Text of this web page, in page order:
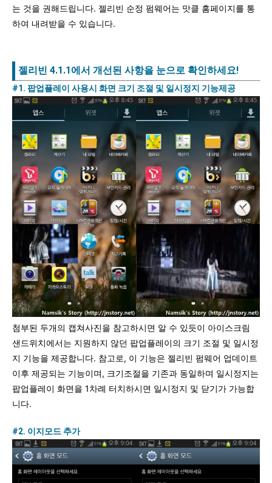
는 것을 권해드립니다. 젤리빈 순정 펌웨어는 맛클 홈페이지를 통
하여 내려받을 수 있습니다.
젤리빈 4.1.1에서 개선된 사항을 눈으로 확인하세요!
#1. 팝업플레이 사용시 화면 크기 조절 및 일시정지 기능제공
첨부된 두개의 캡쳐사진을 참고하시면 알 수 있듯이 아이스크림
샌드위치에서는 지원하지 않던 팝업플레이의 크기 조절 및 일시정
지 기능을 제공합니다. 참고로, 이 기능은 젤리빈 펌웨어 업데이트
이후 제공되는 기능이며, 크기조절을 기존과 동일하며 일시정지는
팝업플레이 화면을 1차례 터치하시면 일시정지 및 닫기가 가능합
니다.
#2. 이지모드 추가